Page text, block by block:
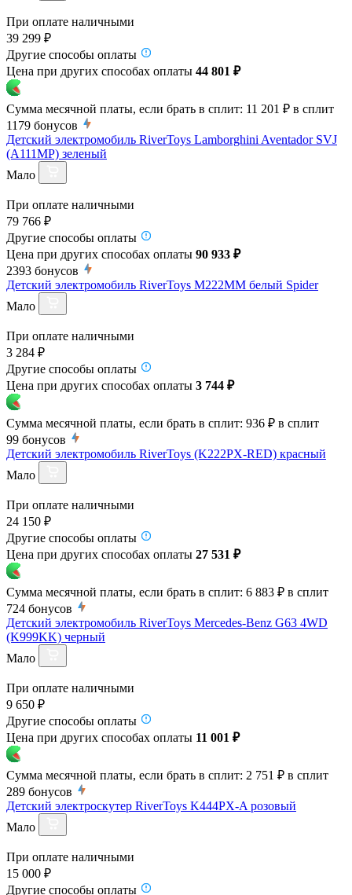
При оплате наличными
39 299 ₽
Другие способы оплаты
Цена при других способах оплаты 44 801 ₽
Сумма месячной платы, если брать в сплит: 11 201 ₽ в сплит
1179 бонусов
Детский электромобиль RiverToys Lamborghini Aventador SVJ
(A111MP) зеленый
Мало
При оплате наличными
79 766 ₽
Другие способы оплаты
Цена при других способах оплаты 90 933 ₽
2393 бонусов
Детский электромобиль RiverToys M222MM белый Spider
Мало
При оплате наличными
3 284 ₽
Другие способы оплаты
Цена при других способах оплаты 3 744 ₽
Сумма месячной платы, если брать в сплит: 936 ₽ в сплит
99 бонусов
Детский электромобиль RiverToys (K222PX-RED) красный
Мало
При оплате наличными
24 150 ₽
Другие способы оплаты
Цена при других способах оплаты 27 531 ₽
Сумма месячной платы, если брать в сплит: 6 883 ₽ в сплит
724 бонусов
Детский электромобиль RiverToys Mercedes-Benz G63 4WD
(K999KK) черный
Мало
При оплате наличными
9 650 ₽
Другие способы оплаты
Цена при других способах оплаты 11 001 ₽
Сумма месячной платы, если брать в сплит: 2 751 ₽ в сплит
289 бонусов
Детский электроскутер RiverToys K444PX-A розовый
Мало
При оплате наличными
15 000 ₽
Другие способы оплаты